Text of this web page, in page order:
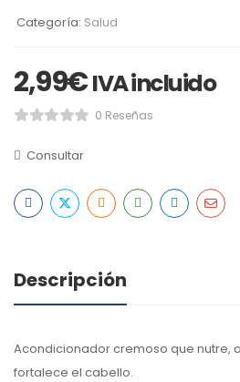
Categoría: Salud
2,99€IVA incluido
0 Reseñas
Consultar
Descripción
Acondicionador cremoso que nutre,
fortalece el cabello.